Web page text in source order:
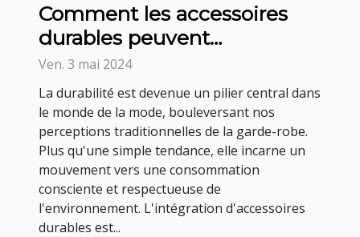
Comment les accessoires
durables peuvent
transformer votre garde-
robe
Ven. 3 mai 2024
La durabilité est devenue un pilier central dans
le monde de la mode, bouleversant nos
perceptions traditionnelles de la garde-robe.
Plus qu'une simple tendance, elle incarne un
mouvement vers une consommation
consciente et respectueuse de
l'environnement. L'intégration d'accessoires
durables est...